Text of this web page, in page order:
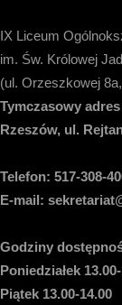
IX Liceum
im. Św. Królowej
(ul. Orzeszkowej
Tymczasowy
Rzeszów, ul.
Telefon: 517-308-
E-mail:
Godziny
Poniedziałek
Piątek 13.00-14.00